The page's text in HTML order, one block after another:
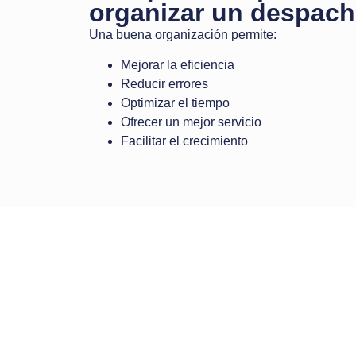
organizar un
Una buena organización permite:
Mejorar la eficiencia
Reducir errores
Optimizar el tiempo
Ofrecer un mejor servicio
Facilitar el crecimiento